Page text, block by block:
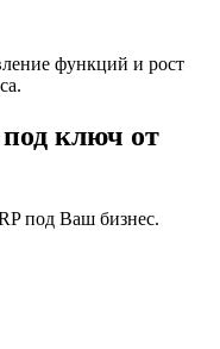
функций и рост
ключ от
под Ваш бизнес.